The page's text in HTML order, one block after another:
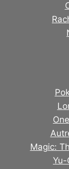
Magic:
Yu-